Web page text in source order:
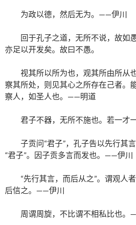
为政以德，然后无为。——伊川
回于孔子之道，无所不说，故如
亦足以开发矣。故曰不愚。
视其所以所为也，观其所由所从
察其所处，则见其心之所存在己者。
察人，如圣人也。——明道
君子不器，无所不施也。若一才
子贡问“君子”，孔子告以先行其
“君子”。因子贡多言而发也。——伊川
“先行其言，而后从之”。谓观人
后信之。——伊川
周谓周旋，不比谓不相私比也。